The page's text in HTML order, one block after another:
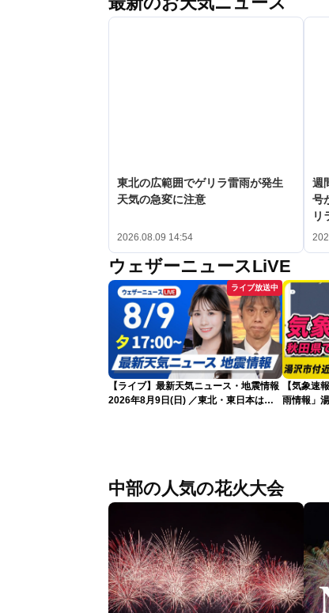
東北の広範囲でゲリラ雷雨が発生
天気の急変に注意
2026.08.09 14:54
週
号
リ
ウェザーニュースLiVE
ライブ放送中
【ライブ】最新天気ニュース・地震情報
2026年8月9日(日) ／東北・東日本は急
【気象速
雨情報」
中部の人気の花火大会